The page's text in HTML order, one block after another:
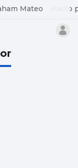
Mateo Pacto